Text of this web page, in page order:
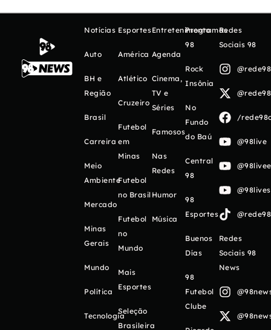
Notícias
Auto
BH e
Região
Brasil
Carreira
Meio
Ambiente
Mercado
Minas
Gerais
Mundo
Política
Tecnologia
Esportes
América
Atlético
Cruzeiro
Futebol
em
Minas
Futebol
no Brasil
Futebol
no
Mundo
Mais
Esportes
Seleção
Brasileira
Entretenimento
Agenda
Cinema,
TV e
Séries
Famosos
Nas
Redes
Humor
Música
Programas
98
Rock
Insônia
No
Fundo
do Baú
Central
98
98
Esportes
Buenos
Días
98
Futebol
Clube
Redes
Sociais 98
/
@98live
Redes
Sociais 98
News